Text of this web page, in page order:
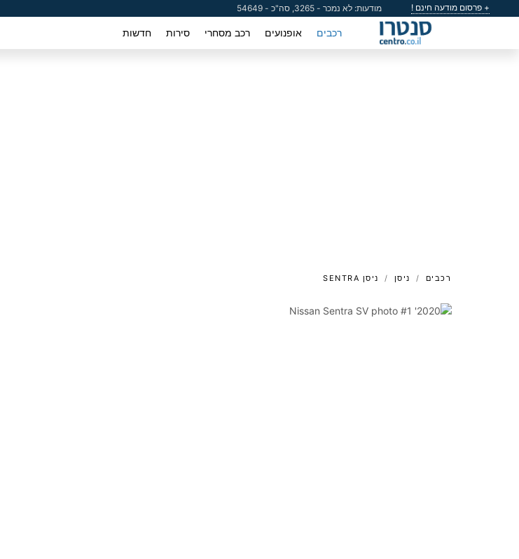
+ פרסום מודעה חינם ! מודעות: לא נמכר - 3265, סה"כ - 54649
רכבים אופנועים רכב מסחרי סירות חדשות
רכבים ניסן ניסן SENTRA